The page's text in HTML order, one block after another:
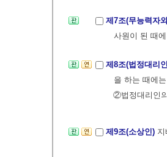
제7조(무능력자
사원이 된 때
제8조(법정대리
을 하는 때에
②법정대리인
제9조(소상인)